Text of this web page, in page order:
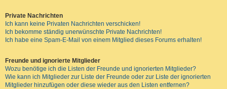
Private Nachrichten
Ich kann keine Privaten Nachrichten verschicken!
Ich bekomme ständig unerwünschte Private Nachrichten!
Ich habe eine Spam-E-Mail von einem Mitglied dieses Forums erhalten!
Freunde und ignorierte Mitglieder
Wozu benötige ich die Listen der Freunde und ignorierten Mitglieder?
Wie kann ich Mitglieder zur Liste der Freunde oder zur Liste der ignorierten
Mitglieder hinzufügen oder diese wieder aus den Listen entfernen?